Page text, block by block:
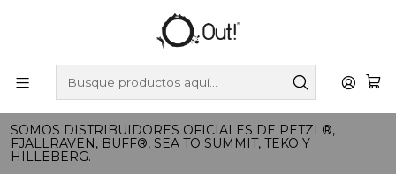
SOMOS DISTRIBUIDORES OFICIALES DE PETZL®,
FJALLRAVEN, BUFF®, SEA TO SUMMIT, TEKO Y
HILLEBERG.